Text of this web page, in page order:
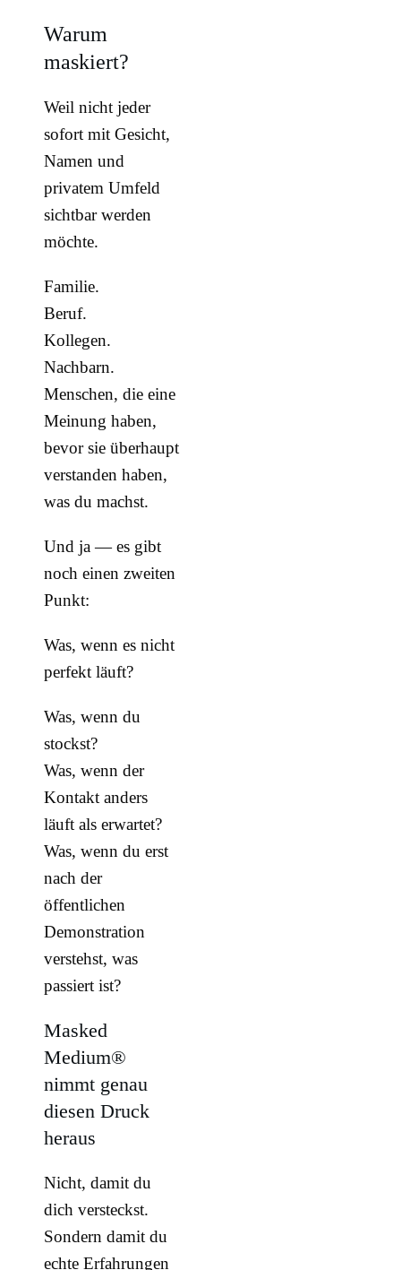
Warum
maskiert?
Weil nicht jeder
sofort mit Gesicht,
Namen und
privatem Umfeld
sichtbar werden
möchte.
Familie.
Beruf.
Kollegen.
Nachbarn.
Menschen, die eine
Meinung haben,
bevor sie überhaupt
verstanden haben,
was du machst.
Und ja — es gibt
noch einen zweiten
Punkt:
Was, wenn es nicht
perfekt läuft?
Was, wenn du
stockst?
Was, wenn der
Kontakt anders
läuft als erwartet?
Was, wenn du erst
nach der
öffentlichen
Demonstration
verstehst, was
passiert ist?
Masked
Medium®
nimmt genau
diesen Druck
heraus
Nicht, damit du
dich versteckst.
Sondern damit du
echte Erfahrungen